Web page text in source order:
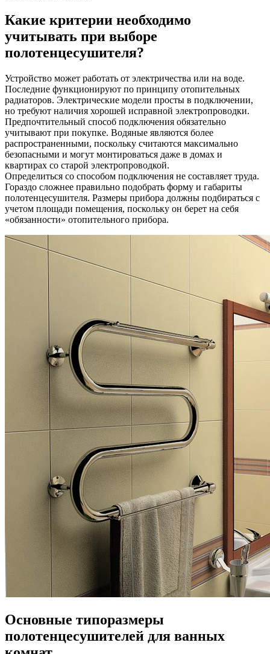
Какие критерии необходимо
учитывать при выборе
полотенцесушителя?
Устройство может работать от электричества или на воде.
Последние функционируют по принципу отопительных
радиаторов. Электрические модели просты в подключении,
но требуют наличия хорошей исправной электропроводки.
Предпочтительный способ подключения обязательно
учитывают при покупке. Водяные являются более
распространенными, поскольку считаются максимально
безопасными и могут монтироваться даже в домах и
квартирах со старой электропроводкой.
Определиться со способом подключения не составляет труда.
Гораздо сложнее правильно подобрать форму и габариты
полотенцесушителя. Размеры прибора должны подбираться с
учетом площади помещения, поскольку он берет на себя
«обязанности» отопительного прибора.
Основные типоразмеры
полотенцесушителей для ванных